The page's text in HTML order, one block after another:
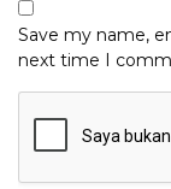
Save my name,
next time I